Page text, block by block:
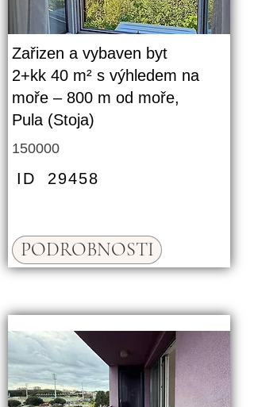
Zařizen a vybaven byt
2+kk 40 m² s výhledem na
moře – 800 m od moře,
Pula (Stoja)
150000
ID 29458
PODROBNOSTI